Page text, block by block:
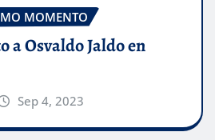
MOMENTO
a Osvaldo Jaldo en
Sep 4, 2023